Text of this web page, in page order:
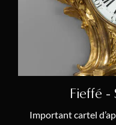
Fieffé -
Important cartel